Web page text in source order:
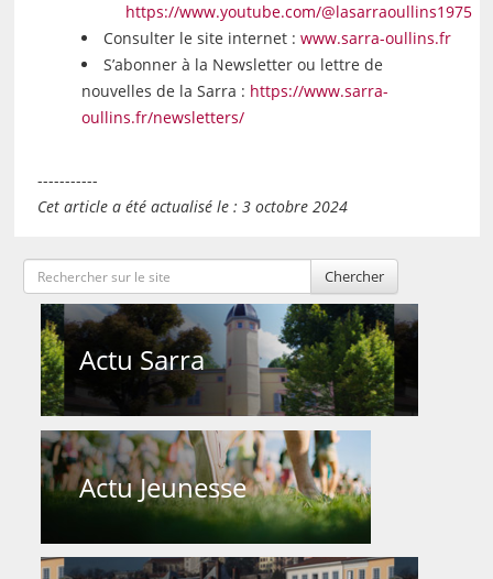
https://www.youtube.com/@lasarraoullins1975
Consulter le site internet : www.sarra-oullins.fr
S’abonner à la Newsletter ou lettre de
nouvelles de la Sarra : https://www.sarra-
oullins.fr/newsletters/
-----------
Cet article a été actualisé le : 3 octobre 2024
Chercher
Actu Sarra
Actu Jeunesse